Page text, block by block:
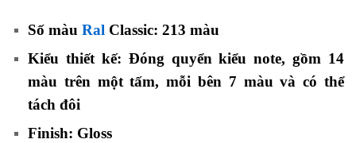
Số màu Ral Classic: 213 màu
Kiểu thiết kế: Đóng quyển kiểu note, gồm 14
màu trên một tấm, mỗi bên 7 màu và có thể
tách đôi
Finish: Gloss